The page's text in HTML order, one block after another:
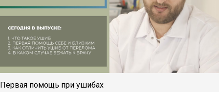
Первая помощь при ушибах